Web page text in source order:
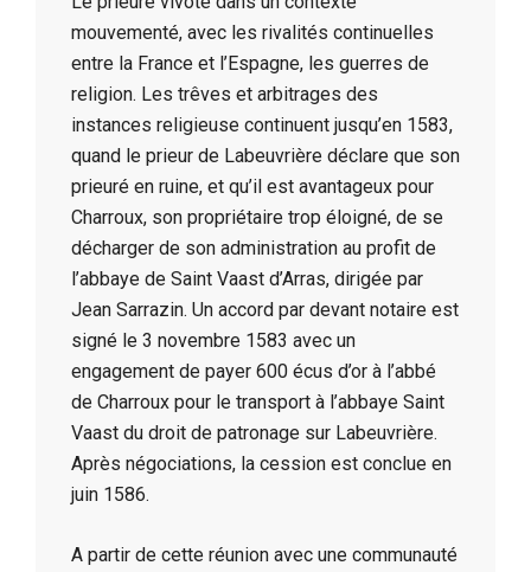
mouvementé, avec les rivalités continuelles
entre la France et l’Espagne, les guerres de
religion. Les trêves et arbitrages des
instances religieuse continuent jusqu’en 1583,
quand le prieur de Labeuvrière déclare que son
prieuré en ruine, et qu’il est avantageux pour
Charroux, son propriétaire trop éloigné, de se
décharger de son administration au profit de
l’abbaye de Saint Vaast d’Arras, dirigée par
Jean Sarrazin. Un accord par devant notaire est
signé le 3 novembre 1583 avec un
engagement de payer 600 écus d’or à l’abbé
de Charroux pour le transport à l’abbaye Saint
Vaast du droit de patronage sur Labeuvrière.
Après négociations, la cession est conclue en
juin 1586.
A partir de cette réunion avec une communauté